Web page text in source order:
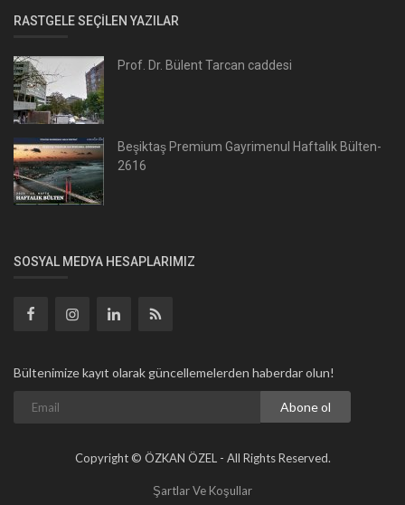
RASTGELE SEÇILEN YAZILAR
Prof. Dr. Bülent Tarcan caddesi
Beşiktaş Premium Gayrimenul Haftalık Bülten-
2616
SOSYAL MEDYA HESAPLARIMIZ
Bültenimize kayıt olarak güncellemelerden haberdar olun!
Abone ol
Copyright © ÖZKAN ÖZEL - All Rights Reserved.
Şartlar Ve Koşullar